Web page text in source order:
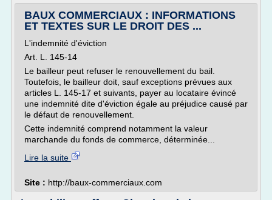
BAUX COMMERCIAUX : INFORMATIONS
ET TEXTES SUR LE DROIT DES ...
L'indemnité d'éviction
Art. L. 145-14
Le bailleur peut refuser le renouvellement du bail.
Toutefois, le bailleur doit, sauf exceptions prévues aux
articles L. 145-17 et suivants, payer au locataire évincé
une indemnité dite d'éviction égale au préjudice causé par
le défaut de renouvellement.
Cette indemnité comprend notamment la valeur
marchande du fonds de commerce, déterminée...
Lire la suite
Site : http://baux-commerciaux.com